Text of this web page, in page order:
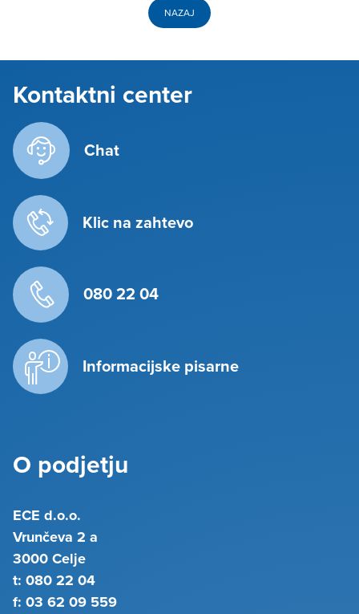
NAZAJ
Kontaktni center
Chat
Klic na zahtevo
080 22 04
Informacijske pisarne
O podjetju
ECE d.o.o.
Vrunčeva 2 a
3000 Celje
t: 080 22 04
f: 03 62 09 559